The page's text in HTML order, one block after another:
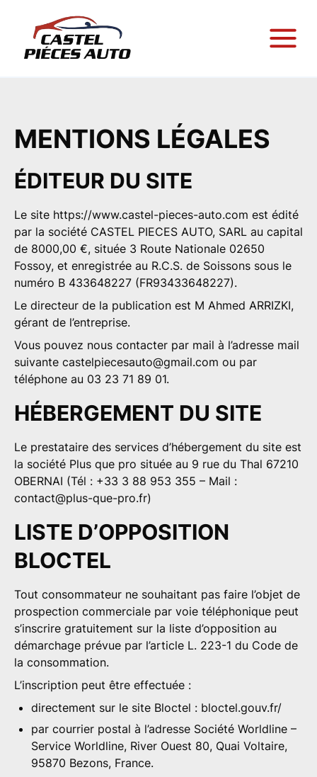
MENTIONS LÉGALES
ÉDITEUR DU SITE
Le site https://www.castel-pieces-auto.com est édité
par la société CASTEL PIECES AUTO, SARL au capital
de 8000,00 €, située 3 Route Nationale 02650
Fossoy, et enregistrée au R.C.S. de Soissons sous le
numéro B 433648227 (FR93433648227).
Le directeur de la publication est M Ahmed ARRIZKI,
gérant de l’entreprise.
Vous pouvez nous contacter par mail à l’adresse mail
suivante castelpiecesauto@gmail.com ou par
téléphone au 03 23 71 89 01.
HÉBERGEMENT DU SITE
Le prestataire des services d’hébergement du site est
la société Plus que pro située au 9 rue du Thal 67210
OBERNAI (Tél : +33 3 88 953 355 – Mail :
contact@plus-que-pro.fr)
LISTE D’OPPOSITION
BLOCTEL
Tout consommateur ne souhaitant pas faire l’objet de
prospection commerciale par voie téléphonique peut
s’inscrire gratuitement sur la liste d’opposition au
démarchage prévue par l’article L. 223-1 du Code de
la consommation.
L’inscription peut être effectuée :
directement sur le site Bloctel : bloctel.gouv.fr/
par courrier postal à l’adresse Société Worldline –
Service Worldline, River Ouest 80, Quai Voltaire,
95870 Bezons, France.